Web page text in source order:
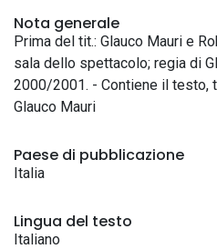
Nota generale
Prima del tit.: Glauco Mauri e
sala dello spettacolo; regia di
2000/2001. - Contiene il testo,
Glauco Mauri
Paese di pubblicazione
Italia
Lingua del testo
Italiano